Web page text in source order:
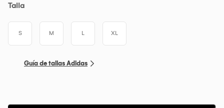
Talla
S M L XL
Guía de tallas Adidas